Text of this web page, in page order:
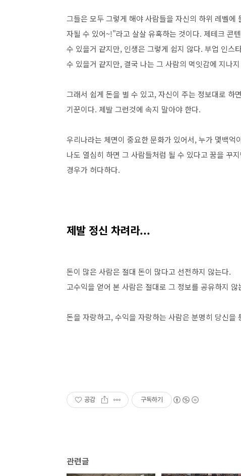
그들은 모두 그렇게 해야 사람들을 자신의 하위 레벨
자될 수 있어~!"라고 살살 유혹하는 것이다. 제테크 콘
수 있을거 같지만, 인생은 그렇게 쉽지 않다. 부업 인스
수 있을거 같지만, 결국 나는 그 사람의 먹잇감에 지나
그래서 쉽게 돈을 벌 수 있고, 자신이 주는 정보대로
기꾼이다. 제발 그런것에 속지 말아야 한다.
우리나라는 체면이 중요한 문화가 있어서, 누가 몇백
나도 열심히 하면 그 사람들처럼 될 수 있다고 꿈을 꾸
경우가 허다하다.
제발 정신 차려라...
돈이 많은 사람은 절대 돈이 많다고 선전하지 않는다.
고수익을 얻어 본 사람은 절대로 그 정보를 공유하지 않
돈을 자랑하고, 수익을 자랑하는 사람은 분명히 당신
공감 구독하기
관련글